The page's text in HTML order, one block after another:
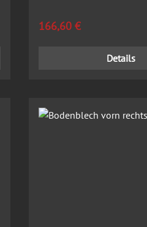
Regulärer Preis:
166,60 €
Details